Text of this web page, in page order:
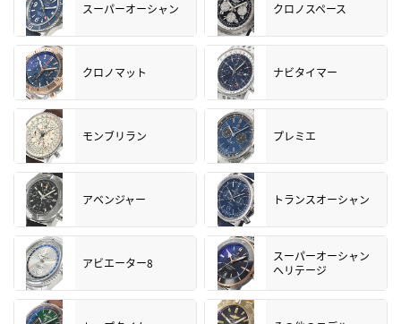
スーパーオーシャン クロノスペース
クロノマット ナビタイマー
モンブリラン プレミエ
アベンジャー トランスオーシャン
アビエーター8
スーパーオーシャン
ヘリテージ